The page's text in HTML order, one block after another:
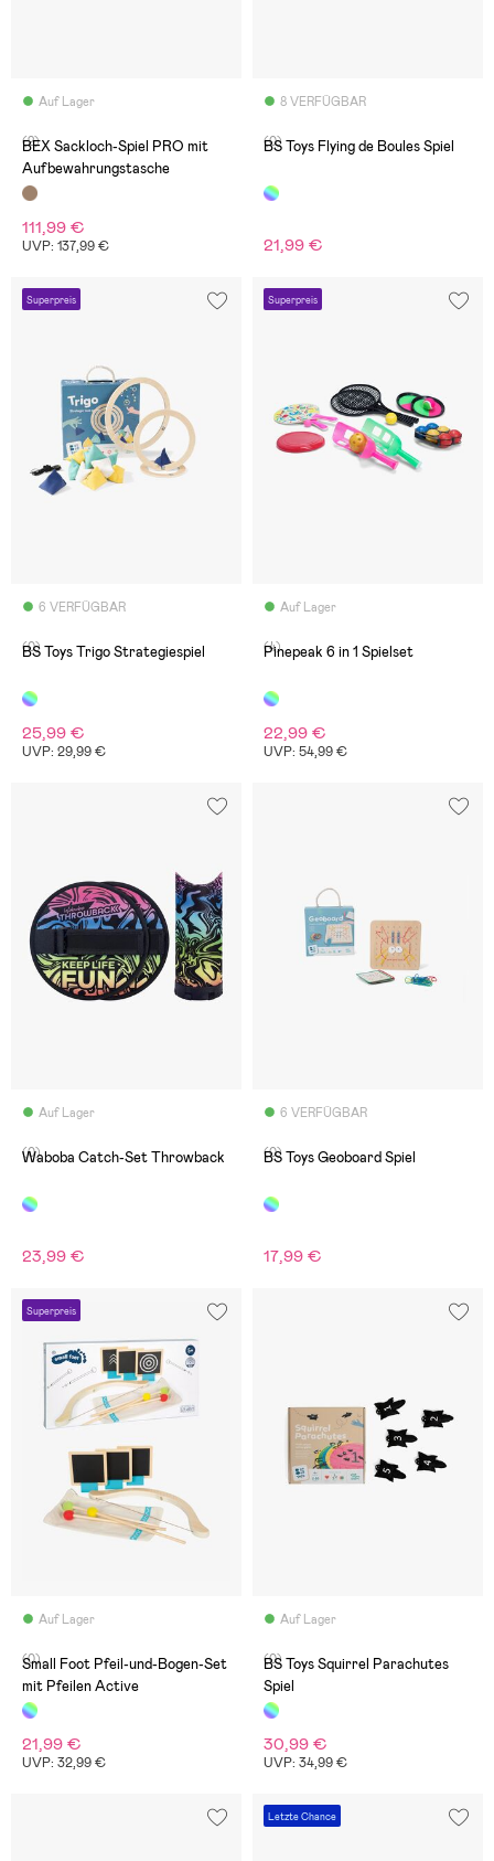
Auf Lager
(2)
BEX Sackloch-Spiel PRO mit
Aufbewahrungstasche
111,99 €
UVP: 137,99 €
8 VERFÜGBAR
(0)
BS Toys Flying de Boules Spiel
21,99 €
Superpreis
6 VERFÜGBAR
(0)
BS Toys Trigo Strategiespiel
25,99 €
UVP: 29,99 €
Superpreis
Auf Lager
(4)
Pinepeak 6 in 1 Spielset
22,99 €
UVP: 54,99 €
Auf Lager
(0)
Waboba Catch-Set Throwback
23,99 €
6 VERFÜGBAR
(0)
BS Toys Geoboard Spiel
17,99 €
Superpreis
Auf Lager
(0)
Small Foot Pfeil-und-Bogen-Set
mit Pfeilen Active
21,99 €
UVP: 32,99 €
Auf Lager
(0)
BS Toys Squirrel Parachutes
Spiel
30,99 €
UVP: 34,99 €
Letzte Chance